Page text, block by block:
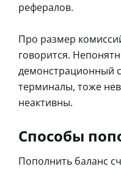
рефералов.
Про размер
говорится.
демонстрационный
терминалы, тоже
неактивны.
Способы
Пополнить баланс